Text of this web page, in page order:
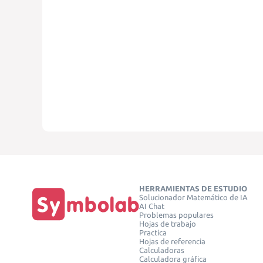
HERRAMIENTAS DE ESTUDIO
Solucionador Matemático de IA
AI Chat
Problemas populares
Hojas de trabajo
Practica
Hojas de referencia
Calculadoras
Calculadora gráfica